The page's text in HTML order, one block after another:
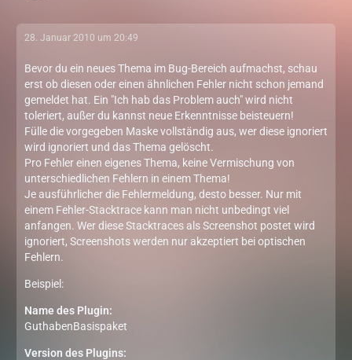
28. Januar 2010 um 20:49
Bevor du ein neues Thema im Bug-Bereich aufmachst, schau
erst ob diesen oder einen ähnlichen Fehler nicht schon jemand
gemeldet hat. Ein "Ich hab das Problem auch" wird nicht
toleriert, außer du kannst neue Erkenntnisse beisteuern!
Fülle die vorgegeben Maske vollständig aus, wer diese ignoriert
wird ignoriert und das Thema gelöscht.
Pro Fehler einen eigenes Thema, keine Vermischung von
unterschiedlichen Fehlern in einem Thema!
Je ausführlicher die Fehlermeldung, desto besser. Nur mit
einem Fehler-Stacktrace kann man nicht unbedingt viel
anfangen. Wer diese Stacktraces als Screenshot postet wird
ignoriert, Screenshots werden nur akzeptiert bei optischen
Fehlern.
Beispiel:
Name des Plugin:
GuthabenBasispaket
Version des Plugins: